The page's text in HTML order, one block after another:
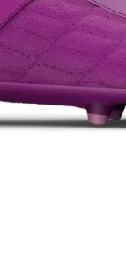
º unissex
10 crossfit